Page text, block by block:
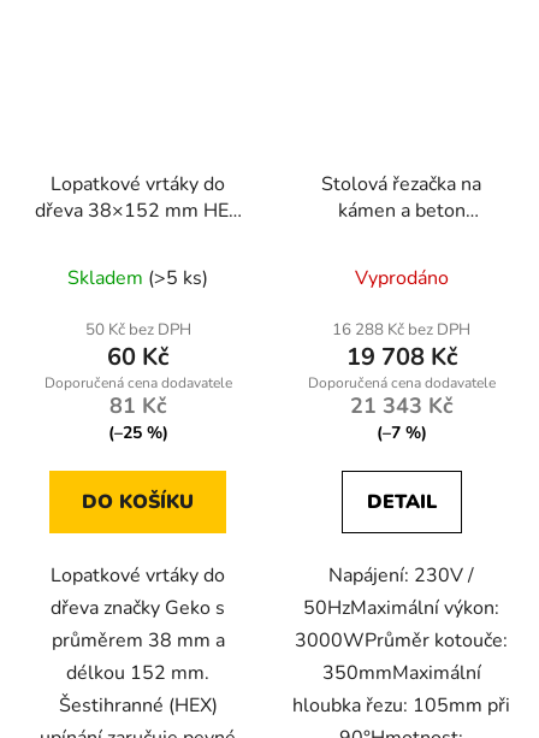
Lopatkové vrtáky do
dřeva 38×152 mm HEX
Skladem (>5 ks)
50 Kč bez DPH
60 Kč
81 Kč
(–25 %)
DO KOŠÍKU
Lopatkové vrtáky do
dřeva značky Geko s
průměrem 38 mm a
délkou 152 mm.
Šestihranné (HEX)
Stolová řezačka na
kámen a beton
3000M
Vyprodáno
16 288 Kč bez DPH
19 708 Kč
21 343 Kč
(–7 %)
DETAIL
Napájení: 230V /
50HzMaximální výkon:
3000WPrůměr kotouče:
350mmMaximální
hloubka řezu: 105mm při